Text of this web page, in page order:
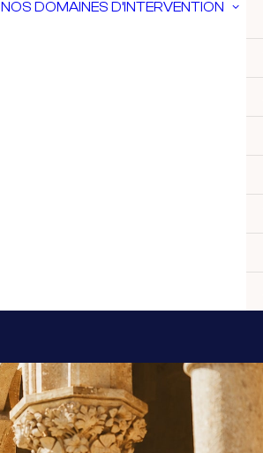
NOS DOMAINES D’INTERVENTION